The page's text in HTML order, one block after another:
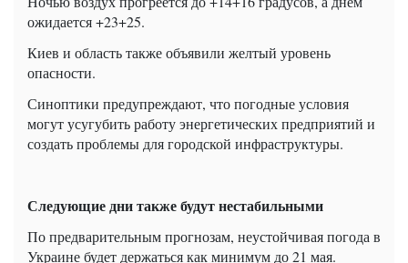
ожидается +23+25.
Киев и область также объявили желтый уровень
опасности.
Синоптики предупреждают, что погодные условия
могут усугубить работу энергетических предприятий и
создать проблемы для городской инфраструктуры.
Следующие дни также будут нестабильными
По предварительным прогнозам, неустойчивая погода в
Украине будет держаться как минимум до 21 мая.